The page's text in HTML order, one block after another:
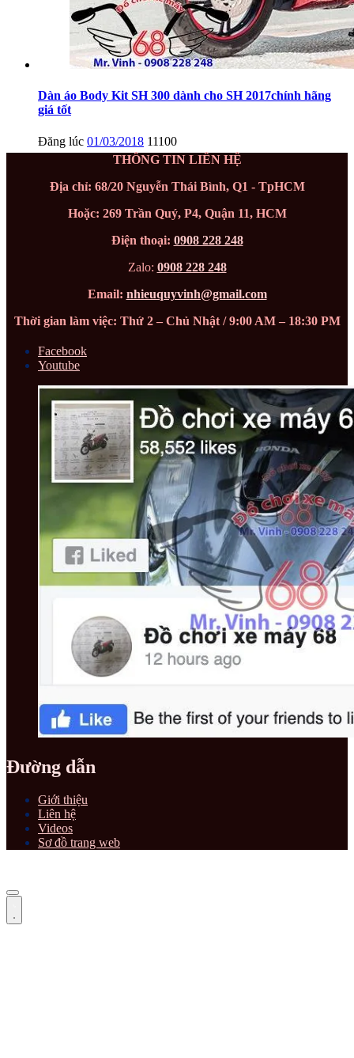
Dàn áo Body Kit SH 300 dành cho SH 2017chính hãng
giá tốt
Đăng lúc 01/03/2018 11100
THÔNG TIN LIÊN HỆ
Địa chỉ: 68/20 Nguyễn Thái Bình, Q1 - TpHCM
Hoặc: 269 Trần Quý, P4, Quận 11, HCM
Điện thoại: 0908 228 248
Zalo: 0908 228 248
Email: nhieuquyvinh@gmail.com
Thời gian làm việc: Thứ 2 – Chủ Nhật / 9:00 AM – 18:30 PM
Facebook
Youtube
Đường dẫn
Giới thiệu
Liên hệ
Videos
Sơ đồ trang web